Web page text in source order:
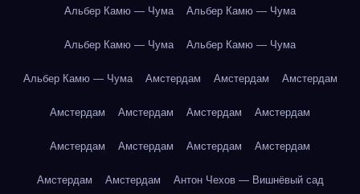
Альбер Камю — Чума Альбер Камю — Чума
Альбер Камю — Чума Альбер Камю — Чума
Альбер Камю — Чума Амстердам Амстердам Амстердам
Амстердам Амстердам Амстердам Амстердам
Амстердам Амстердам Амстердам Амстердам
Амстердам Амстердам Антон Чехов — Вишнёвый сад